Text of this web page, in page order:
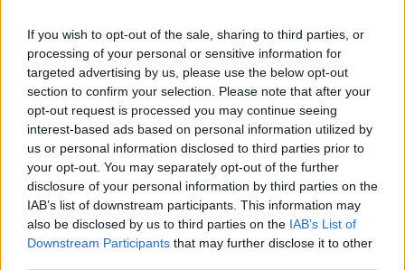
If you wish to opt-out of the sale, sharing to third parties, or
processing of your personal or sensitive information for
targeted advertising by us, please use the below opt-out
section to confirm your selection. Please note that after your
opt-out request is processed you may continue seeing
interest-based ads based on personal information utilized by
us or personal information disclosed to third parties prior to
your opt-out. You may separately opt-out of the further
disclosure of your personal information by third parties on the
IAB’s list of downstream participants. This information may
also be disclosed by us to third parties on the IAB’s List of
Downstream Participants that may further disclose it to other
Cynikův podcast
Cynikův podcast
Cynikův podcast: Od hornictví jsem zběhl
k muzice, říká rocker Petr Kollert
Cynikův podcast
V Ulici se objevím ještě v dubnu, říká
herec Robert Tyleček